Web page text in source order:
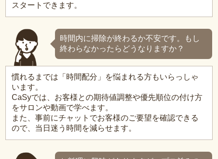
スタートできます。
時間内に掃除が終わるか不安です。もし
終わらなかったらどうなりますか？
慣れるまでは「時間配分」を悩まれる方もいらっしゃ
います。
CaSyでは、お客様との期待値調整や優先順位の付け方
をサロンや動画で学べます。
また、事前にチャットでお客様のご要望を確認できる
ので、当日迷う時間を減らせます。